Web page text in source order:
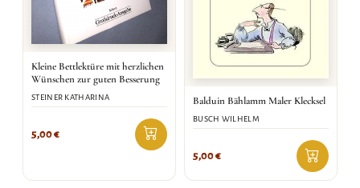
Kleine Bettlektüre mit herzlichen
Wünschen zur guten Besserung
STEINER KATHARINA
5,00€
Balduin Bählamm Maler Klecksel
BUSCH WILHELM
5,00€